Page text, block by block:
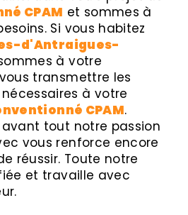
CPAM et sommes à
Si vous habitez
d'Antraigues-
à votre
transmettre les
à votre
CPAM.
tout notre passion
vous renforce encore
réussir. Toute notre
et travaille avec